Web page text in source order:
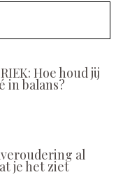
Hoe houd jij
in balans?
al
je het ziet